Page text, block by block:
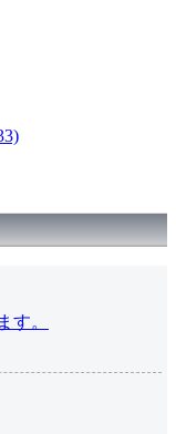
す。